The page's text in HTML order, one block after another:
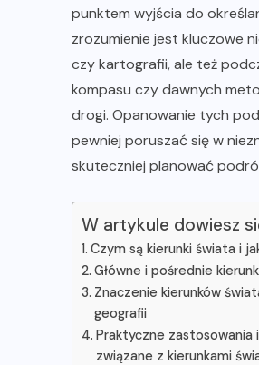
punktem wyjścia do
zrozumienie jest kluczowe
czy kartografii, ale też
kompasu czy dawnych
drogi. Opanowanie tych
pewniej poruszać się w
skuteczniej planować
W artykule dowiesz
Czym są kierunki świata i
Główne i pośrednie
Znaczenie kierunków
geografii
Praktyczne zastosowania
związane z kierunkami